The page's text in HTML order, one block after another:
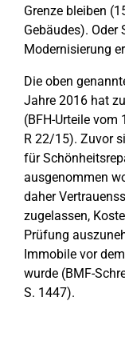
Grenze bleiben
Gebäudes).
Modernisierung
Die oben
Jahre 2016 hat
(BFH-Urteile vom
R 22/15). Zuvor
für
ausgenommen
daher
zugelassen,
Prüfung
Immobile vor
wurde (BMF-
S. 1447).